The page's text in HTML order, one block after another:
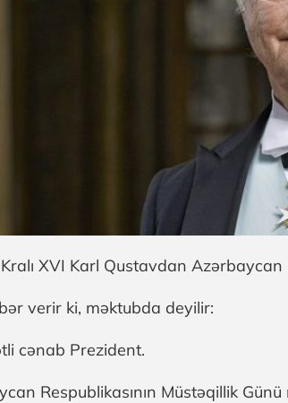
XVI Karl Qustavdan
verir ki, məktubda deyilir:
cənab Prezident.
Respublikasının Müstəqillik